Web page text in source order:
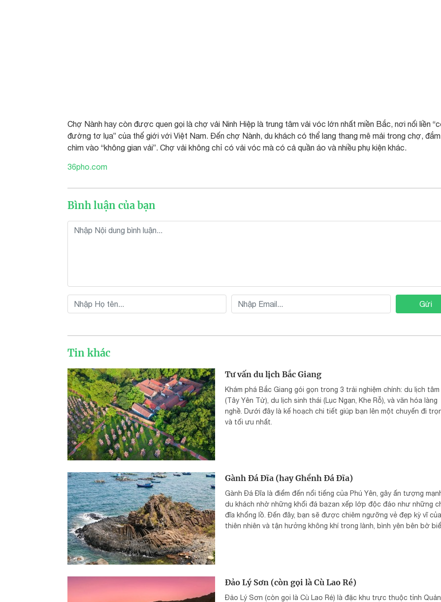
Chợ Nành hay còn được quen gọi là chợ vải Ninh Hiệp là trung tâm vải vóc lớn nhất miền Bắc, nơi nối liền
đường tơ lụa” của thế giới với Việt Nam. Đến chợ Nành, du khách có thể lang thang mê mải trong chợ, đắm
chìm vào “không gian vải”. Chợ vải không chỉ có vải vóc mà có cả quần áo và nhiều phụ kiện khác.
36pho.com
Bình luận của bạn
Gửi
Tin khác
Tư vấn du lịch Bắc Giang
Khám phá Bắc Giang gói gọn trong 3 trải nghiệm chính: du lịch tâm
(Tây Yên Tử), du lịch sinh thái (Lục Ngạn, Khe Rỗ), và văn hóa làng
nghề. Dưới đây là kế hoạch chi tiết giúp bạn lên một chuyến đi
và tối ưu nhất.
Gành Đá Đĩa (hay Ghềnh Đá Đĩa)
Gành Đá Đĩa là điểm đến nổi tiếng của Phú Yên, gây ấn tượng
du khách nhờ những khối đá bazan xếp lớp độc đáo như những
đĩa khổng lồ. Đến đây, bạn sẽ được chiêm ngưỡng vẻ đẹp kỳ vĩ của
thiên nhiên và tận hưởng không khí trong lành, bình yên bên bờ
Đảo Lý Sơn (còn gọi là Cù Lao Ré)
Đảo Lý Sơn (còn gọi là Cù Lao Ré) là đặc khu trực thuộc tỉnh